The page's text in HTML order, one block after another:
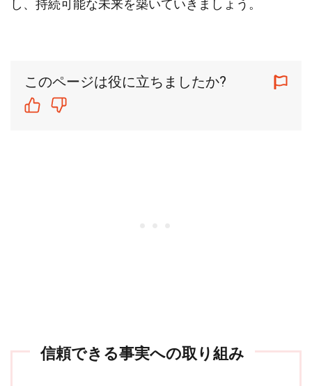
し、持続可能な未来を築いていきましょう。
このページは役に立ちましたか?
信頼できる事実への取り組み